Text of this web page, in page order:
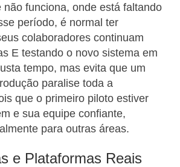
não funciona, onde está faltando
período, é normal ter
colaboradores continuam
E testando o novo sistema em
tempo, mas evita que um
paralise toda a
que o primeiro piloto estiver
e sua equipe confiante,
para outras áreas.
e Plataformas Reais